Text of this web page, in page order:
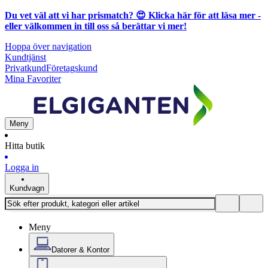
Du vet väl att vi har prismatch? 😍 Klicka här för att läsa mer -
eller välkommen in till oss så berättar vi mer!
Hoppa över navigation
Kundtjänst
PrivatkundFöretagskund
Mina Favoriter
Meny
Hitta butik
Logga in
Kundvagn
Meny
Datorer & Kontor